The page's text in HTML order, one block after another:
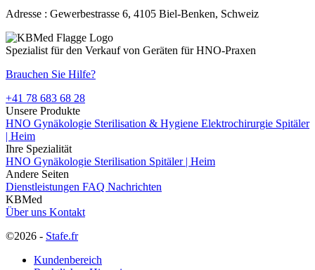
Adresse : Gewerbestrasse 6, 4105 Biel-Benken, Schweiz
Spezialist für den Verkauf von Geräten für HNO-Praxen
Brauchen Sie Hilfe?
+41 78 683 68 28
Unsere Produkte
HNO Gynäkologie Sterilisation & Hygiene Elektrochirurgie Spitäler
| Heim
Ihre Spezialität
HNO Gynäkologie Sterilisation Spitäler | Heim
Andere Seiten
Dienstleistungen FAQ Nachrichten
KBMed
Über uns Kontakt
©2026 - Stafe.fr
Kundenbereich